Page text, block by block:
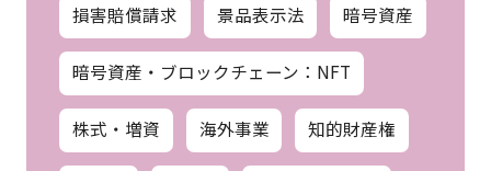
損害賠償請求 景品表示法 暗号資産
暗号資産・ブロックチェーン：NFT
株式・増資 海外事業 知的財産権